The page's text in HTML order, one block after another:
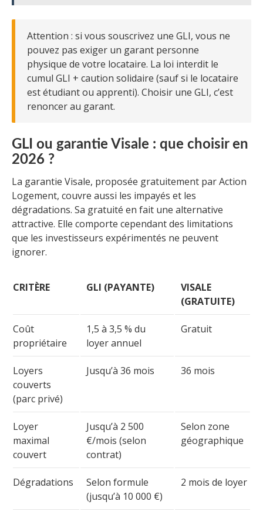
Attention : si vous souscrivez une GLI, vous ne
pouvez pas exiger un garant personne
physique de votre locataire. La loi interdit le
cumul GLI + caution solidaire (sauf si le locataire
est étudiant ou apprenti). Choisir une GLI, c’est
renoncer au garant.
GLI ou garantie Visale : que choisir en
2026 ?
La garantie Visale, proposée gratuitement par Action
Logement, couvre aussi les impayés et les
dégradations. Sa gratuité en fait une alternative
attractive. Elle comporte cependant des limitations
que les investisseurs expérimentés ne peuvent
ignorer.
CRITÈRE GLI (PAYANTE)
VISALE
(GRATUITE)
Coût
propriétaire
1,5 à 3,5 % du
loyer annuel
Gratuit
Loyers
couverts
(parc privé)
Jusqu’à 36 mois 36 mois
Loyer
maximal
couvert
Jusqu’à 2 500
€/mois (selon
contrat)
Selon zone
géographique
Dégradations
Selon formule
(jusqu’à 10 000 €)
2 mois de loyer